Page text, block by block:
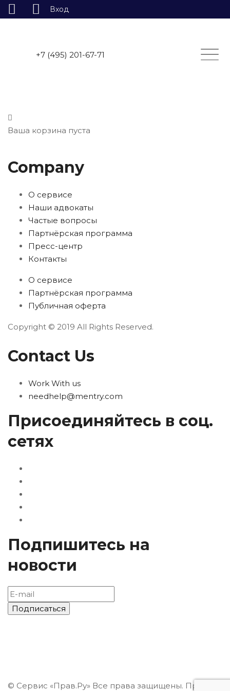
+7 (495) 201-67-71
Ваша корзина пуста
Company
О сервисе
Наши адвокаты
Частые вопросы
Партнёрская программа
Пресс-центр
Контакты
О сервисе
Партнёрская программа
Публичная оферта
Copyright © 2019 All Rights Reserved.
Contact Us
Work With us
needhelp@mentry.com
Присоединяйтесь в соц.
сетях
Подпишитесь на
новости
© Сервис «Прав.Ру» Все права защищены. При
Вход